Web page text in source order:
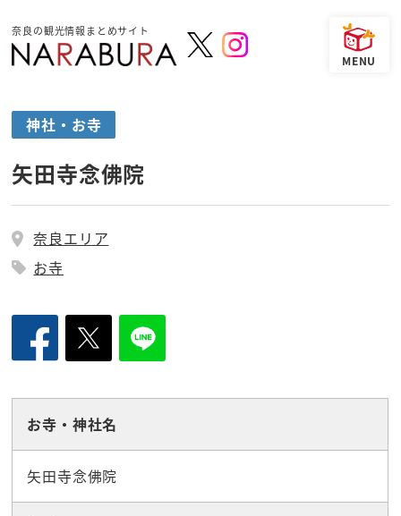
奈良の観光情報まとめサイト
神社・お寺
矢田寺念佛院
奈良エリア
お寺
お寺・神社名
矢田寺念佛院